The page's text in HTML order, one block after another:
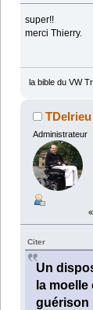
super!!
merci Thierry.
la bible du VW
TDelrieu
Administrateur
«
Citer
Un
la
guérison